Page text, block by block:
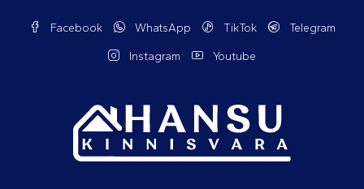
Facebook WhatsApp TikTok Telegram
Instagram Youtube